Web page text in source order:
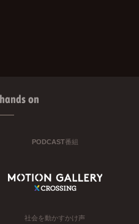
on
PODCAST番組
社会を動かすかけ声